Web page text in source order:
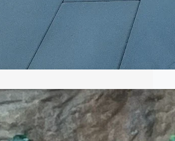
Elementy drewniane w ogrodzie
Drewno od dawna jest jednym z